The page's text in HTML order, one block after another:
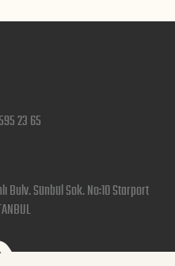
23 65
Bulv. Sünbül Sok. No:10 Starport